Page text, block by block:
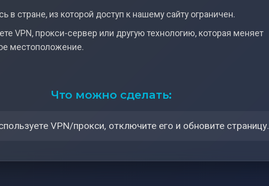
в стране, из которой доступ к нашему сайту ограничен.
VPN, прокси-сервер или другую технологию, которая меняет
местоположение.
Что можно сделать:
VPN/прокси, отключите его и обновите страницу.